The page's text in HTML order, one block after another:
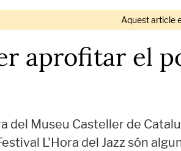
Aquest article
aprofitar el
del Museu Casteller de
L'Hora del Jazz són